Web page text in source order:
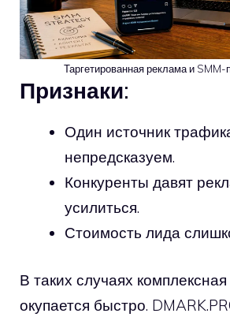
Таргетированная реклама и
Признаки:
Один источник
непредсказуем.
Конкуренты давят
усилиться.
Стоимость лида
В таких случаях
окупается быстро.